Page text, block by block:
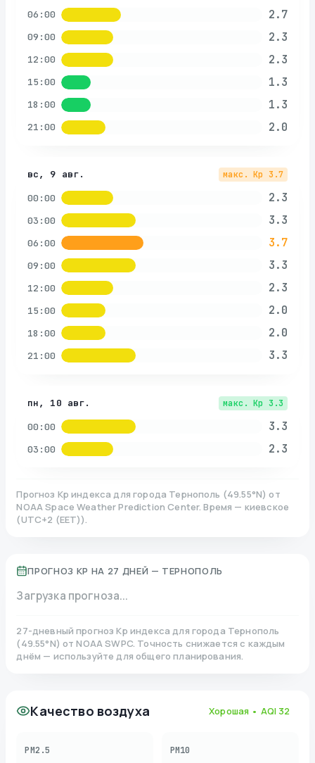
06:00 2.7
09:00 2.3
12:00 2.3
15:00 1.3
18:00 1.3
21:00 2.0
вс, 9 авг. макс. Kp 3.7
00:00 2.3
03:00 3.3
06:00 3.7
09:00 3.3
12:00 2.3
15:00 2.0
18:00 2.0
21:00 3.3
пн, 10 авг. макс. Kp 3.3
00:00 3.3
03:00 2.3
Прогноз Kp индекса для города Тернополь (49.55°N)от
NOAA Space Weather Prediction Center. Время — киевское
(UTC+2 (EET)).
ПРОГНОЗ KP НА 27 ДНЕЙ — ТЕРНОПОЛЬ
Загрузка прогноза...
27-дневный прогноз Kp индекса для города Тернополь
(49.55°N)от NOAA SWPC. Точность снижается с каждым
днём — используйте для общего планирования.
Качество воздуха Хорошая • AQI 32
PM2.5 PM10